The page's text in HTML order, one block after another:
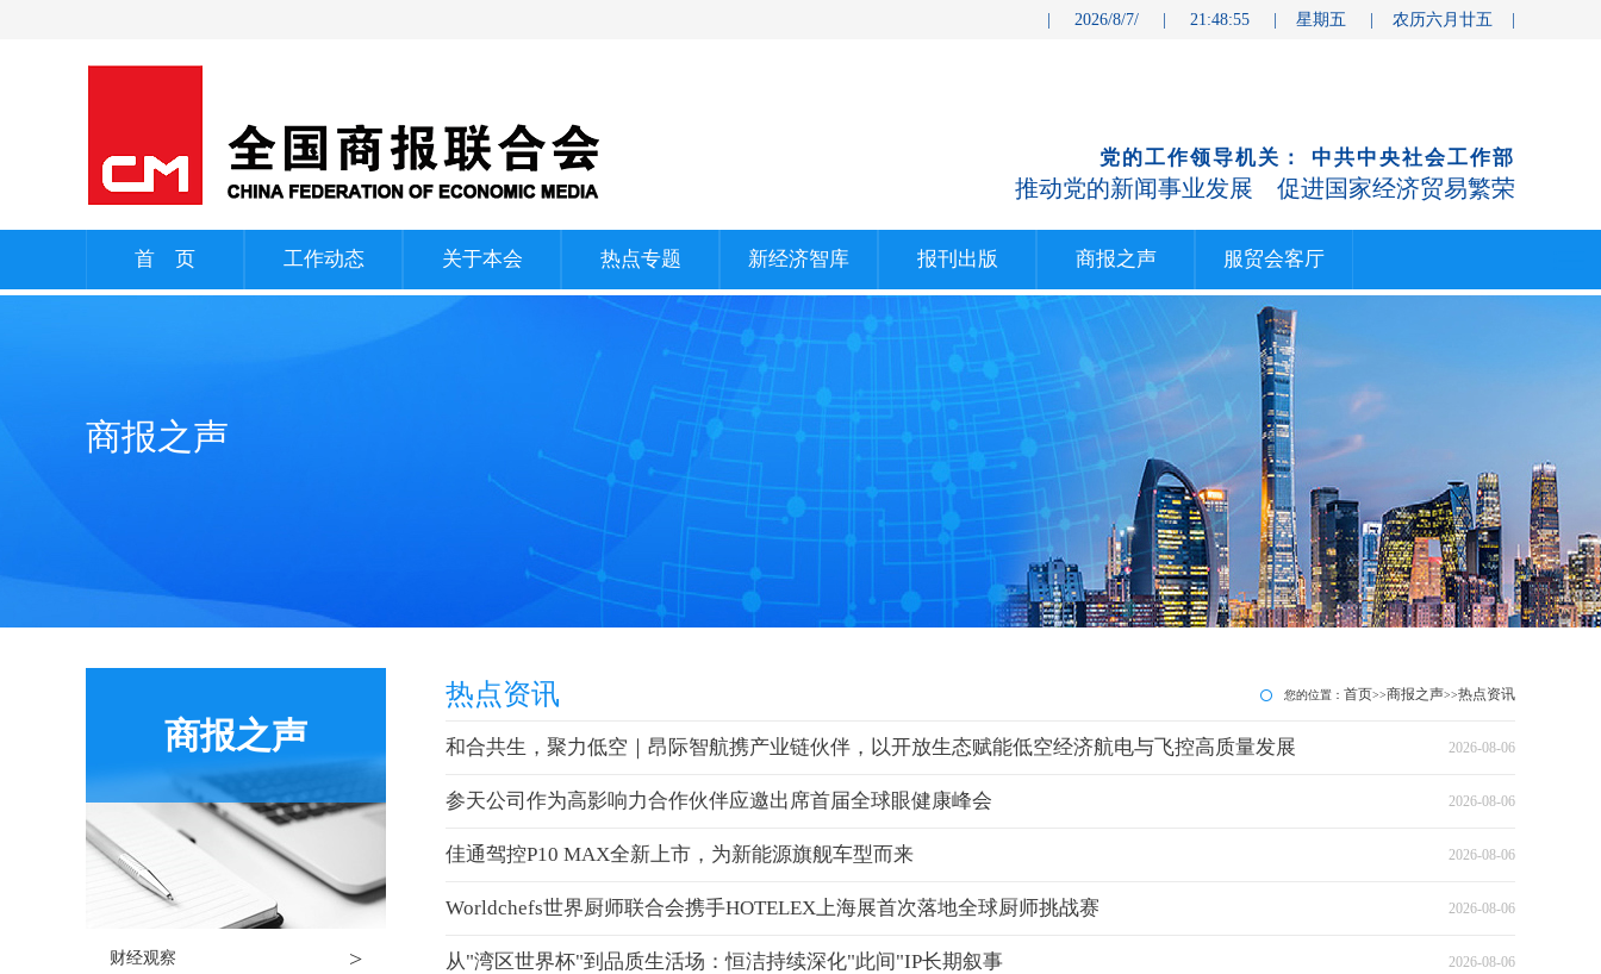
| 2026/8/7/ | 21:48:55 | 星期五 | 农历六月廿五 |
党的工作领导机关： 中共中央社会工作部
推动党的新闻事业发展 促进国家经济贸易繁荣
首 页 工作动态 关于本会 热点专题 新经济智库 报刊出版 商报之声 服贸会客厅
商报之声
商报之声
财经观察 >
热点资讯 您的位置： 首页>>商报之声>>热点资讯
和合共生，聚力低空｜昂际智航携产业链伙伴，以开放生态赋能低空经济航电与飞控高质量发展 2026-08-06
参天公司作为高影响力合作伙伴应邀出席首届全球眼健康峰会 2026-08-06
佳通驾控P10 MAX全新上市，为新能源旗舰车型而来 2026-08-06
Worldchefs世界厨师联合会携手HOTELEX上海展首次落地全球厨师挑战赛 2026-08-06
从"湾区世界杯"到品质生活场：恒洁持续深化"此间"IP长期叙事 2026-08-06